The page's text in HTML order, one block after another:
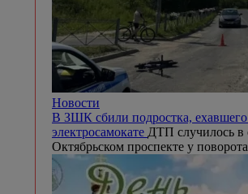
Новости
В ЗШК сбили подростка, ехавшего
электросамокате ДТП случилось в
Октябрьском проспекте у